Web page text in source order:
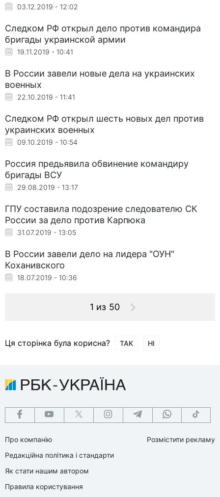
03.12.2019 - 12:02
Следком РФ открыл дело против командира
бригады украинской армии
19.11.2019 - 10:41
В России завели новые дела на украинских
военных
22.10.2019 - 11:41
Следком РФ открыл шесть новых дел против
украинских военных
09.10.2019 - 10:54
Россия предьявила обвинение командиру
бригады ВСУ
29.08.2019 - 13:17
ГПУ составила подозрение следователю СК
России за дело против Карпюка
31.07.2019 - 13:05
В России завели дело на лидера "ОУН"
Коханивского
18.07.2019 - 10:36
1 из 50
Ця сторінка була корисна? ТАК НІ
Про компанію
Редакційна політика і стандарти
Як стати нашим автором
Правила користування
Розмістити рекламу